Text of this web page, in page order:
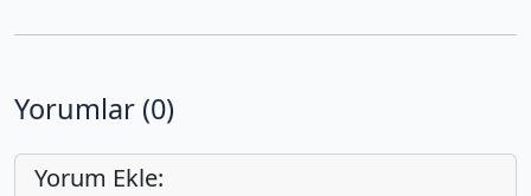
Yorumlar (0)
Yorum Ekle: